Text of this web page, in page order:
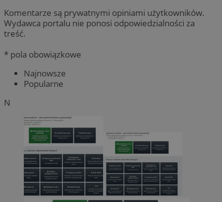
Komentarze są prywatnymi opiniami użytkowników.
Wydawca portalu nie ponosi odpowiedzialności za
treść.
* pola obowiązkowe
Najnowsze
Popularne
N